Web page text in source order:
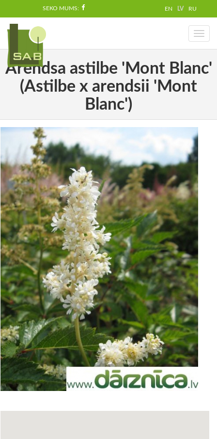
SEKO MUMS: EN LV RU
Toggle
Ārendsa astilbe 'Mont Blanc'
(Astilbe x arendsii 'Mont
Blanc')